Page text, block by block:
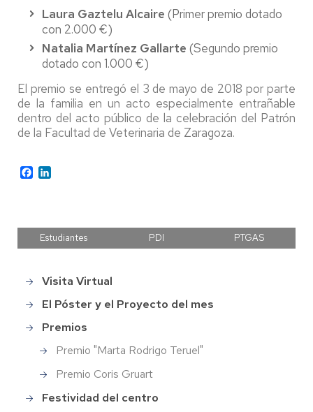
Laura Gaztelu Alcaire (Primer premio dotado
con 2.000 €)
Natalia Martínez Gallarte (Segundo premio
dotado con 1.000 €)
El premio se entregó el 3 de mayo de 2018 por parte
de la familia en un acto especialmente entrañable
dentro del acto público de la celebración del Patrón
de la Facultad de Veterinaria de Zaragoza.
Facebook
Estudiantes PDI PTGAS
Main
menu
Visita Virtual
El Póster y el Proyecto del mes
Premios
Premio "Marta Rodrigo Teruel"
Premio Coris Gruart
Festividad del centro